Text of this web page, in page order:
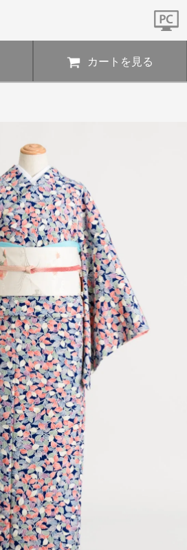
カートを見る